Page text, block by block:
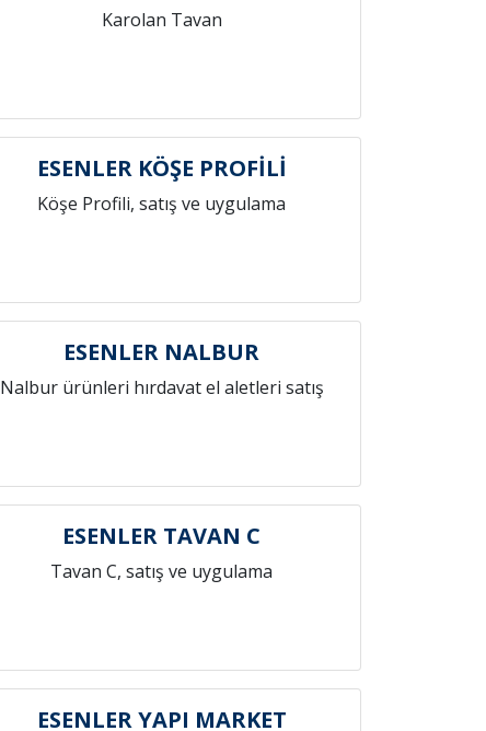
Karolan Tavan
ESENLER KÖŞE PROFİLİ
Köşe Profili, satış ve uygulama
ESENLER NALBUR
Nalbur ürünleri hırdavat el aletleri satış
ESENLER TAVAN C
Tavan C, satış ve uygulama
ESENLER YAPI MARKET